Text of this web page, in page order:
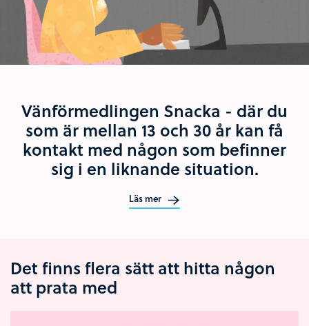
Vänförmedlingen Snacka - där du
som är mellan 13 och 30 år kan få
kontakt med någon som befinner
sig i en liknande situation.
Läs mer
Det finns flera sätt att hitta någon
att prata med